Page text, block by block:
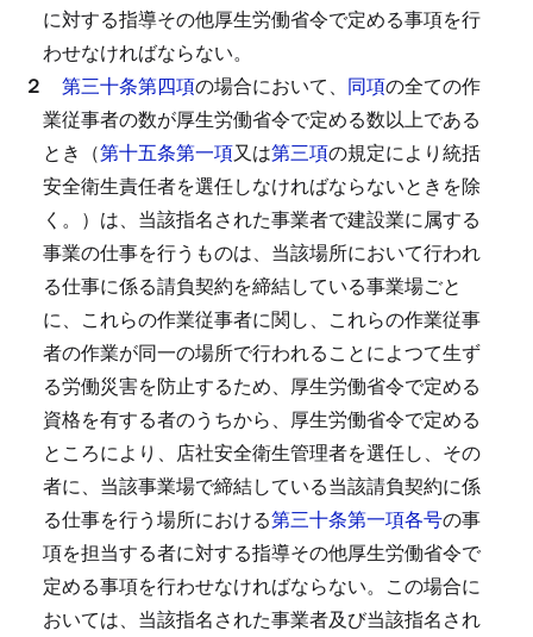
に対する指導その他厚生労働省令で定める事項を行
わせなければならない。
２ 第三十条第四項の場合において、 同項の全ての作
業従事者の数が厚生労働省令で定める数以上である
とき（第十五条第一項又は第三項の規定により統括
安全衛生責任者を選任しなければならないときを除
く。）は、当該指名された事業者で建設業に属する
事業の仕事を行うものは、当該場所において行われ
る仕事に係る請負契約を締結している事業場ごと
に、これらの作業従事者に関し、これらの作業従事
者の作業が同一の場所で行われることによつて生ず
る労働災害を防止するため、厚生労働省令で定める
資格を有する者のうちから、厚生労働省令で定める
ところにより、店社安全衛生管理者を選任し、その
者に、当該事業場で締結している当該請負契約に係
る仕事を行う場所における第三十条第一項各号の事
項を担当する者に対する指導その他厚生労働省令で
定める事項を行わせなければならない。 この場合に
おいては、当該指名された事業者及び当該指名され